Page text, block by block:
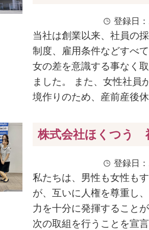
登録日
当社は創業以来、社員の
制度、雇用条件などすべ
女の差を意識する事なく
ました。 また、女性社員
境作りのため、産前産後
株式会社ほくつう
登録日
私たちは、男性も女性も
が、互いに人権を尊重し
力を十分に発揮すること
次の取組を行うことを宣